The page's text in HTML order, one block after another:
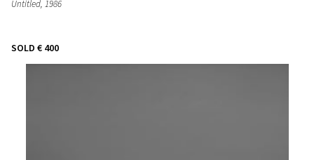
Untitled, 1986
SOLD € 400